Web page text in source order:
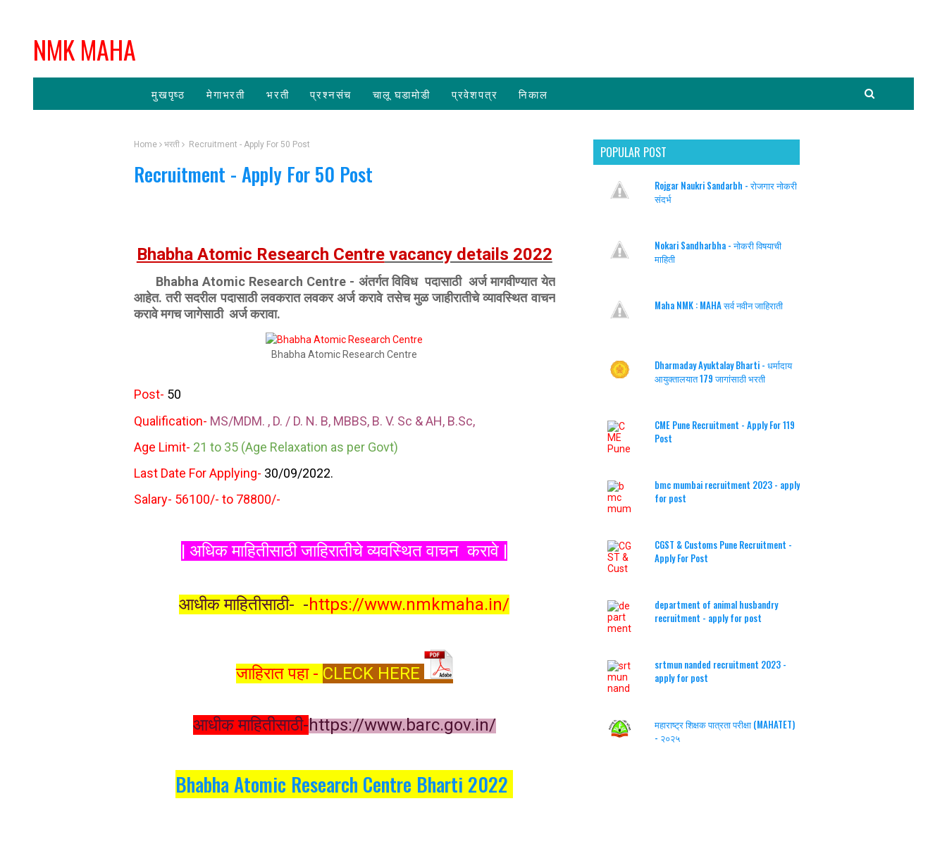
NMK MAHA
मुखपृष्ठ मेगाभरती भरती प्रश्नसंच चालू घडामोडी प्रवेशपत्र निकाल
Home भरती Recruitment - Apply For 50 Post
Recruitment - Apply For 50 Post
Bhabha Atomic Research Centrevacancy details 2022
‍ Bhabha Atomic Research Centre - अंतर्गत विविध पदासाठी अर्ज मागवीण्‍यात येत
आहेत. तरी सदरील पदासाठी लवकरात लवकर अर्ज करावे तसेच मुळ जाहीरातीचे व्‍यावस्थित वाचन
करावे मगच जागेसाठी अर्ज करावा.
Bhabha Atomic Research Centre
Post- 50
Qualification- MS/MDM. , D. / D. N. B, MBBS, B. V. Sc & AH, B.Sc,
Age Limit- 21 to 35 (Age Relaxation as per Govt)
Last Date For Applying- 30/09/2022.
Salary- 56100/- to 78800/-
| अधिक माहितीसाठी जाहिरातीचे व्यवस्थित वाचन करावे |
आधीक माहितीसाठी- -https://www.nmkmaha.in/
जाहिरात पहा - CLECK HERE
आधीक माहितीसाठी-https://www.barc.gov.in/
Bhabha Atomic Research Centre Bharti 2022
POPULAR POST
Rojgar Naukri Sandarbh - रोजगार नोकरी
संदर्भ
Nokari Sandharbha - नोकरी विषयाची
माहिती
Maha NMK : MAHA सर्व नवीन जाहिराती
Dharmaday Ayuktalay Bharti - धर्मादाय
आयुक्तालयात 179 जागांसाठी भरती
CME Pune Recruitment - Apply For 119
Post
bmc mumbai recruitment 2023 - apply
for post
CGST & Customs Pune Recruitment -
Apply For Post
department of animal husbandry
recruitment - apply for post
srtmun nanded recruitment 2023 -
apply for post
महाराष्ट्र शिक्षक पात्रता परीक्षा (MAHATET)
- २०२५